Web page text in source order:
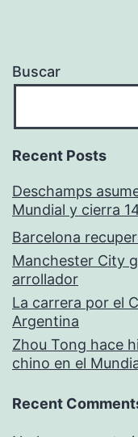
Buscar
Recent Posts
Deschamps
Mundial y cierra
Barcelona
Manchester City
arrollador
La carrera por el
Argentina
Zhou Tong hace
chino en el
Recent